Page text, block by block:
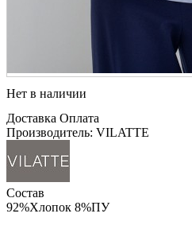
Нет в наличии
Доставка Оплата
Производитель: VILATTE
Состав
92%Хлопок 8%ПУ